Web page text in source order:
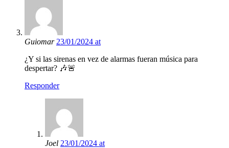
Guiomar 23/01/2024 at
¿Y si las sirenas en vez de alarmas fueran música para
despertar? 🎶🚨
Responder
Joel 23/01/2024 at